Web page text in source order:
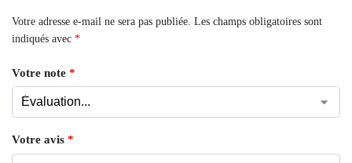
Votre adresse e-mail ne sera pas publiée. Les champs obligatoires sont
indiqués avec *
Votre note *
Votre avis *